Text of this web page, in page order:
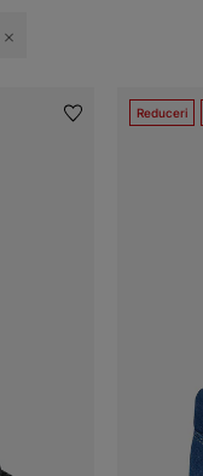
Reduceri